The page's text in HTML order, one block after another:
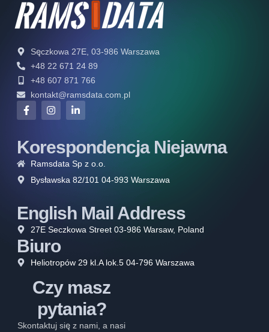
Sęczkowa 27E, 03-986 Warszawa
+48 22 671 24 89
+48 607 871 766
kontakt@ramsdata.com.pl
Korespondencja Niejawna
Ramsdata Sp z o.o.
Bysławska 82/101 04-993 Warszawa
English Mail Address
27E Seczkowa Street 03-986 Warsaw, Poland
Biuro
Heliotropów 29 kl.A lok.5 04-796 Warszawa
Czy masz
pytania?
Skontaktuj się z nami, a nasi